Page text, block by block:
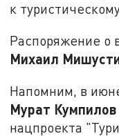
к
Распоряжение о
Михаил
Напомним, в
Мурат Кумпилов
нацпроекта